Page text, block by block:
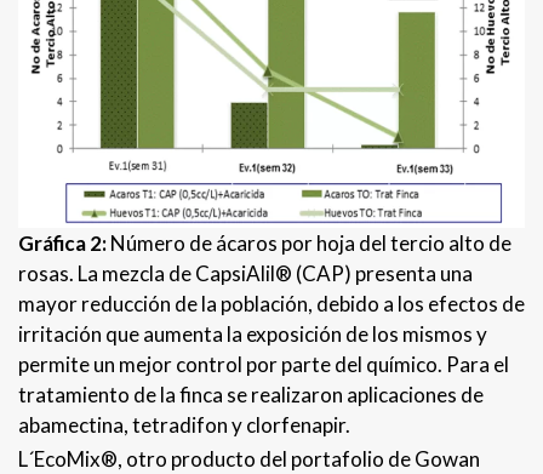
Gráfica 2:Número de ácaros por hoja del tercio alto de
rosas. La mezcla de CapsiAlil® (CAP) presenta una
mayor reducción de la población, debido a los efectos de
irritación que aumenta la exposición de los mismos y
permite un mejor control por parte del químico. Para el
tratamiento de la finca se realizaron aplicaciones de
abamectina, tetradifon y clorfenapir.
L´EcoMix®, otro producto del portafolio de Gowan